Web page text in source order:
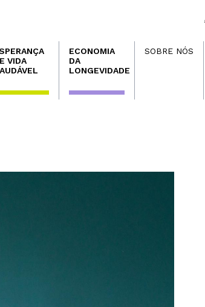
VIDA
ECONOMIA
DA
LONGEVIDADE
SOBRE NÓS